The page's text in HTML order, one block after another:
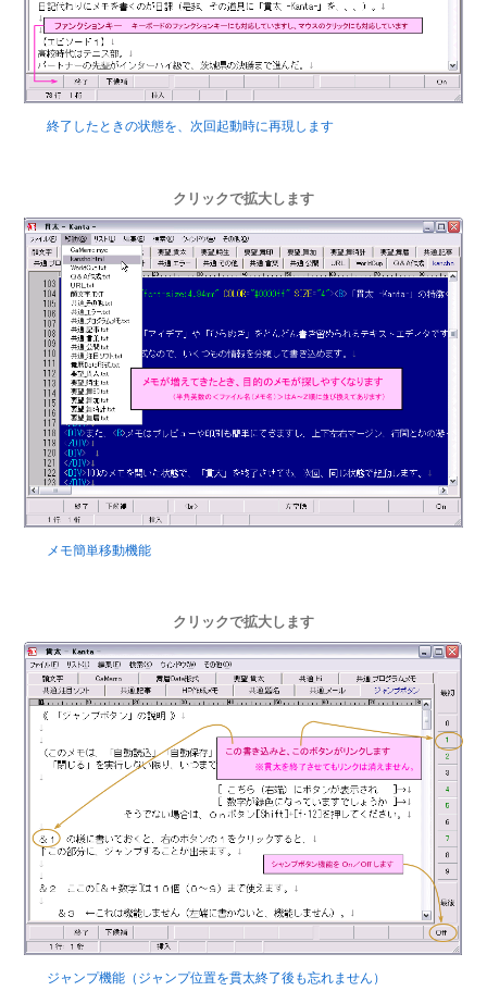
終了したときの状態を、次回起動時に再現します
クリックで拡大します
メモ簡単移動機能
クリックで拡大します
ジャンプ機能（ジャンプ位置を貫太終了後も忘れません）